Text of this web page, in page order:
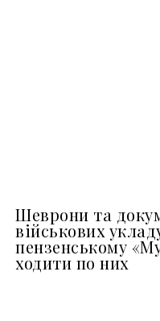
Шеврони та
військових
пензенському
ходити по них